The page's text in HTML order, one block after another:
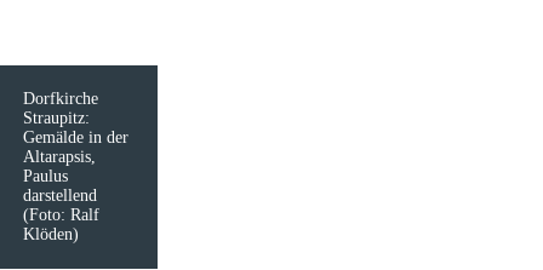
Dorfkirche
Straupitz:
Gemälde in der
Altarapsis,
Paulus
darstellend
(Foto: Ralf
Klöden)